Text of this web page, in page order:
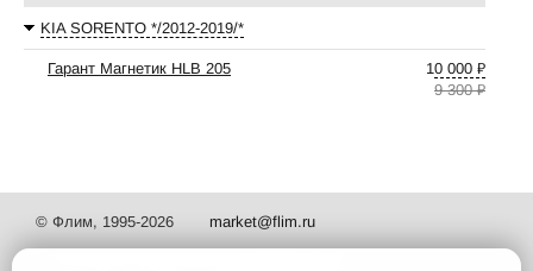
KIA SORENTO */2012-2019/*
Гарант Магнетик HLB 205
10 000 ₽
9 300 ₽
© Флим, 1995-2026 market@flim.ru